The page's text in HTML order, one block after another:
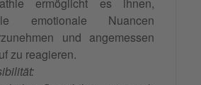
ermöglicht es ihnen,
emotionale Nuancen
und angemessen
zu reagieren.